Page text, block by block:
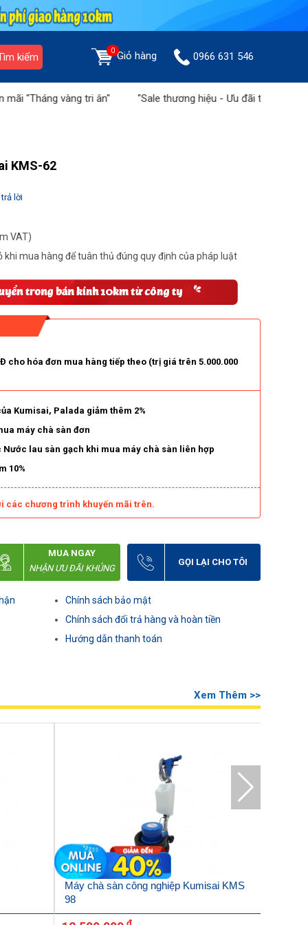
kiếm 0 Giỏ hàng 0966 631 546
vàng tri ân" "Sale thương hiệu - Ưu đãi tiền triệu" tại Sàn
KMS-62
lời
VAT)
khi mua hàng để tuân thủ đúng quy định của pháp luật
cho hóa đơn mua hàng tiếp theo (trị giá trên 5.000.000
Kumisai, Palada giảm thêm 2%
máy chà sàn đơn
Nước lau sàn gạch khi mua máy chà sàn liên hợp
10%
các chương trình khuyến mãi trên.
MUA NGAY
NHẬN ƯU ĐÃI KHỦNG
GỌI LẠI CHO TÔI
Chính sách bảo mật
Chính sách đổi trả hàng và hoàn tiền
Hướng dẫn thanh toán
Xem Thêm >>
Máy chà sàn công nghiệp Kumisai KMS
98
đ